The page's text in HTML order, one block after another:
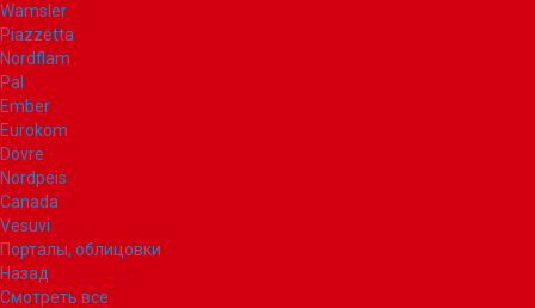
Wamsler
Piazzetta
Nordflam
Pal
Ember
Eurokom
Dovre
Nordpeis
Canada
Vesuvi
Порталы, облицовки
Назад
Смотреть все